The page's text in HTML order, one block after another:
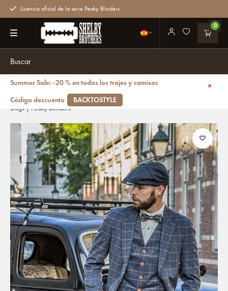
Licencia oficial de la serie Peaky Blinders
0
Summer Sale: -20 % en todos los trajes y camisas
Código descuento
BACKTOSTYLE
Traje sastre hombre | Traje 3 piezas | Gris/Azul Overcheck Twill | Johnny
Dogs | Peaky Blinders